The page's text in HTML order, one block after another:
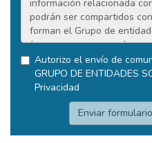
Autorizo el envío de
GRUPO DE ENTIDADES
Privacidad